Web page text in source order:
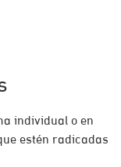
individual o en
estén radicadas